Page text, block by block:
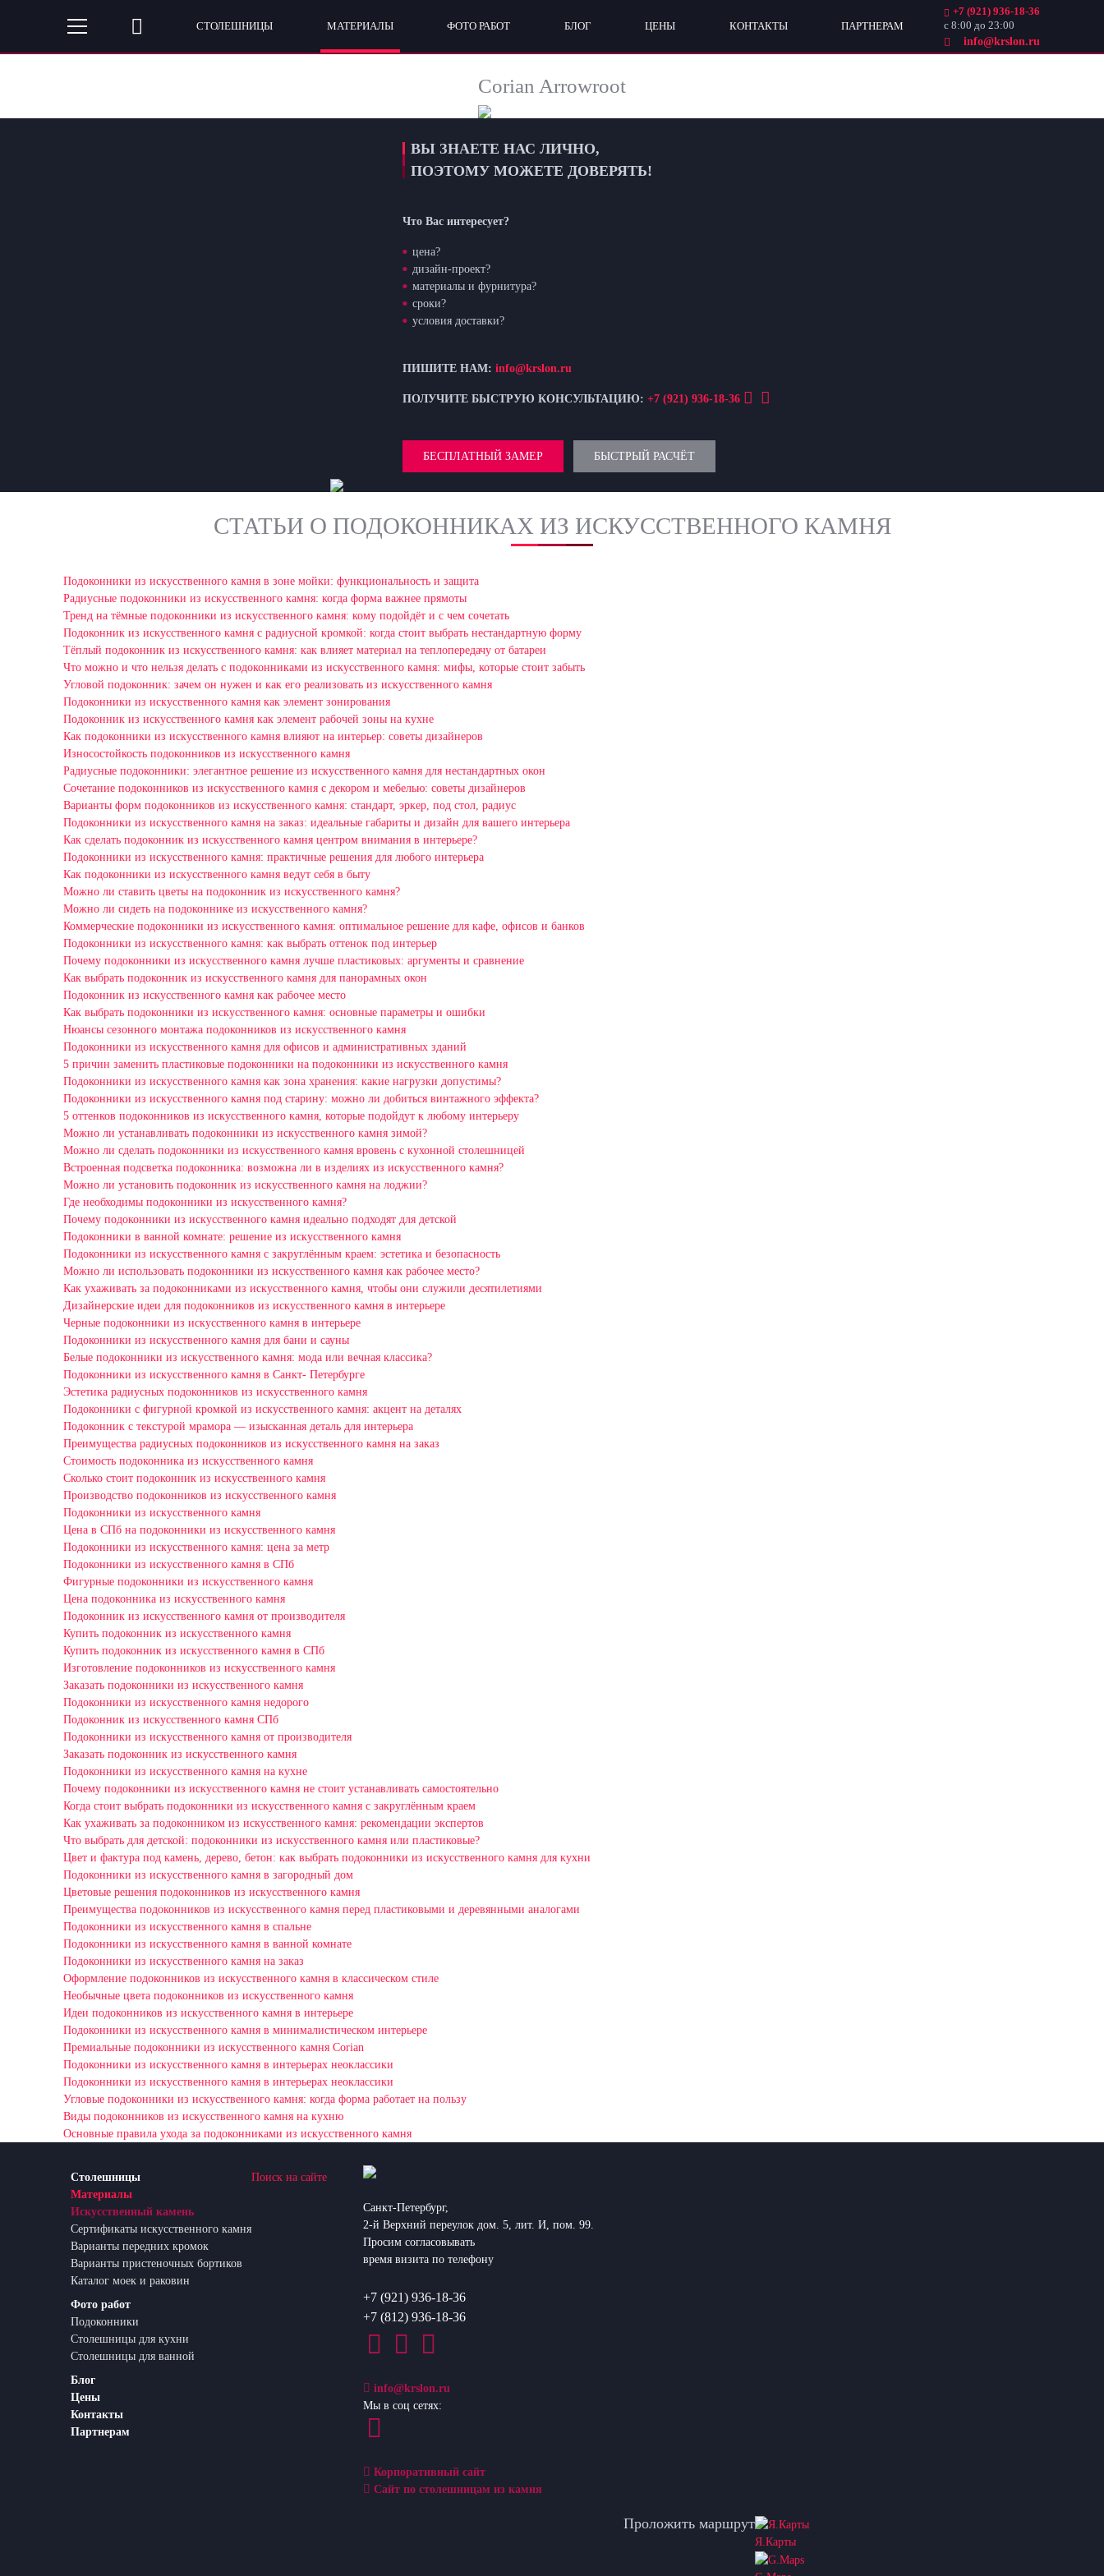
СТОЛЕШНИЦЫ МАТЕРИАЛЫ ФОТО РАБОТ БЛОГ ЦЕНЫ КОНТАКТЫ ПАРТНЕРАМ
+7 (921) 936-18-36
с 8:00 до 23:00
info@krslon.ru
Corian Arrowroot
ВЫ ЗНАЕТЕ НАС ЛИЧНО,
ПОЭТОМУ МОЖЕТЕ ДОВЕРЯТЬ!
Что Вас интересует?
цена?
дизайн-проект?
материалы и фурнитура?
сроки?
условия доставки?
ПИШИТЕ НАМ: info@krslon.ru
ПОЛУЧИТЕ БЫСТРУЮ КОНСУЛЬТАЦИЮ: +7 (921) 936-18-36
БЕСПЛАТНЫЙ ЗАМЕР БЫСТРЫЙ РАСЧЁТ
СТАТЬИ О ПОДОКОННИКАХ ИЗ ИСКУССТВЕННОГО КАМНЯ
Подоконники из искусственного камня в зоне мойки: функциональность и защита
Радиусные подоконники из искусственного камня: когда форма важнее прямоты
Тренд на тёмные подоконники из искусственного камня: кому подойдёт и с чем сочетать
Подоконник из искусственного камня с радиусной кромкой: когда стоит выбрать нестандартную форму
Тёплый подоконник из искусственного камня: как влияет материал на теплопередачу от батареи
Что можно и что нельзя делать с подоконниками из искусственного камня: мифы, которые стоит забыть
Угловой подоконник: зачем он нужен и как его реализовать из искусственного камня
Подоконники из искусственного камня как элемент зонирования
Подоконник из искусственного камня как элемент рабочей зоны на кухне
Как подоконники из искусственного камня влияют на интерьер: советы дизайнеров
Износостойкость подоконников из искусственного камня
Радиусные подоконники: элегантное решение из искусственного камня для нестандартных окон
Сочетание подоконников из искусственного камня с декором и мебелью: советы дизайнеров
Варианты форм подоконников из искусственного камня: стандарт, эркер, под стол, радиус
Подоконники из искусственного камня на заказ: идеальные габариты и дизайн для вашего интерьера
Как сделать подоконник из искусственного камня центром внимания в интерьере?
Подоконники из искусственного камня: практичные решения для любого интерьера
Как подоконники из искусственного камня ведут себя в быту
Можно ли ставить цветы на подоконник из искусственного камня?
Можно ли сидеть на подоконнике из искусственного камня?
Коммерческие подоконники из искусственного камня: оптимальное решение для кафе, офисов и банков
Подоконники из искусственного камня: как выбрать оттенок под интерьер
Почему подоконники из искусственного камня лучше пластиковых: аргументы и сравнение
Как выбрать подоконник из искусственного камня для панорамных окон
Подоконник из искусственного камня как рабочее место
Как выбрать подоконники из искусственного камня: основные параметры и ошибки
Нюансы сезонного монтажа подоконников из искусственного камня
Подоконники из искусственного камня для офисов и административных зданий
5 причин заменить пластиковые подоконники на подоконники из искусственного камня
Подоконники из искусственного камня как зона хранения: какие нагрузки допустимы?
Подоконники из искусственного камня под старину: можно ли добиться винтажного эффекта?
5 оттенков подоконников из искусственного камня, которые подойдут к любому интерьеру
Можно ли устанавливать подоконники из искусственного камня зимой?
Можно ли сделать подоконники из искусственного камня вровень с кухонной столешницей
Встроенная подсветка подоконника: возможна ли в изделиях из искусственного камня?
Можно ли установить подоконник из искусственного камня на лоджии?
Где необходимы подоконники из искусственного камня?
Почему подоконники из искусственного камня идеально подходят для детской
Подоконники в ванной комнате: решение из искусственного камня
Подоконники из искусственного камня с закруглённым краем: эстетика и безопасность
Можно ли использовать подоконники из искусственного камня как рабочее место?
Как ухаживать за подоконниками из искусственного камня, чтобы они служили десятилетиями
Дизайнерские идеи для подоконников из искусственного камня в интерьере
Черные подоконники из искусственного камня в интерьере
Подоконники из искусственного камня для бани и сауны
Белые подоконники из искусственного камня: мода или вечная классика?
Подоконники из искусственного камня в Санкт- Петербурге
Эстетика радиусных подоконников из искусственного камня
Подоконники с фигурной кромкой из искусственного камня: акцент на деталях
Подоконник с текстурой мрамора — изысканная деталь для интерьера
Преимущества радиусных подоконников из искусственного камня на заказ
Стоимость подоконника из искусственного камня
Сколько стоит подоконник из искусственного камня
Производство подоконников из искусственного камня
Подоконники из искусственного камня
Цена в СПб на подоконники из искусственного камня
Подоконники из искусственного камня: цена за метр
Подоконники из искусственного камня в СПб
Фигурные подоконники из искусственного камня
Цена подоконника из искусственного камня
Подоконник из искусственного камня от производителя
Купить подоконник из искусственного камня
Купить подоконник из искусственного камня в СПб
Изготовление подоконников из искусственного камня
Заказать подоконники из искусственного камня
Подоконники из искусственного камня недорого
Подоконник из искусственного камня СПб
Подоконники из искусственного камня от производителя
Заказать подоконник из искусственного камня
Подоконники из искусственного камня на кухне
Почему подоконники из искусственного камня не стоит устанавливать самостоятельно
Когда стоит выбрать подоконники из искусственного камня с закруглённым краем
Как ухаживать за подоконником из искусственного камня: рекомендации экспертов
Что выбрать для детской: подоконники из искусственного камня или пластиковые?
Цвет и фактура под камень, дерево, бетон: как выбрать подоконники из искусственного камня для кухни
Подоконники из искусственного камня в загородный дом
Цветовые решения подоконников из искусственного камня
Преимущества подоконников из искусственного камня перед пластиковыми и деревянными аналогами
Подоконники из искусственного камня в спальне
Подоконники из искусственного камня в ванной комнате
Подоконники из искусственного камня на заказ
Оформление подоконников из искусственного камня в классическом стиле
Необычные цвета подоконников из искусственного камня
Идеи подоконников из искусственного камня в интерьере
Подоконники из искусственного камня в минималистическом интерьере
Премиальные подоконники из искусственного камня Corian
Подоконники из искусственного камня в интерьерах неоклассики
Подоконники из искусственного камня в интерьерах неоклассики
Угловые подоконники из искусственного камня: когда форма работает на пользу
Виды подоконников из искусственного камня на кухню
Основные правила ухода за подоконниками из искусственного камня
Столешницы
Материалы
Искусственный камень
Сертификаты искусственного камня
Варианты передних кромок
Варианты пристеночных бортиков
Каталог моек и раковин
Фото работ
Подоконники
Столешницы для кухни
Столешницы для ванной
Блог
Цены
Контакты
Партнерам
Поиск на сайте
Санкт-Петербург,
2-й Верхний переулок дом. 5, лит. И, пом. 99.
Просим согласовывать
время визита по телефону
+7 (921) 936-18-36
+7 (812) 936-18-36
info@krslon.ru
Мы в соц сетях:
Корпоративный сайт
Сайт по столешницам из камня
Проложить маршрут
Я.Карты